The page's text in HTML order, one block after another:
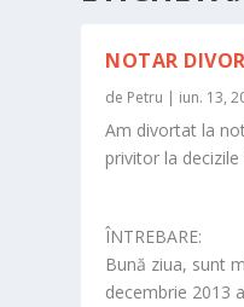
NOTAR
de Petru | iun. 13,
Am divortat la
privitor la
ÎNTREBARE:
Bună ziua, sunt
decembrie 2013